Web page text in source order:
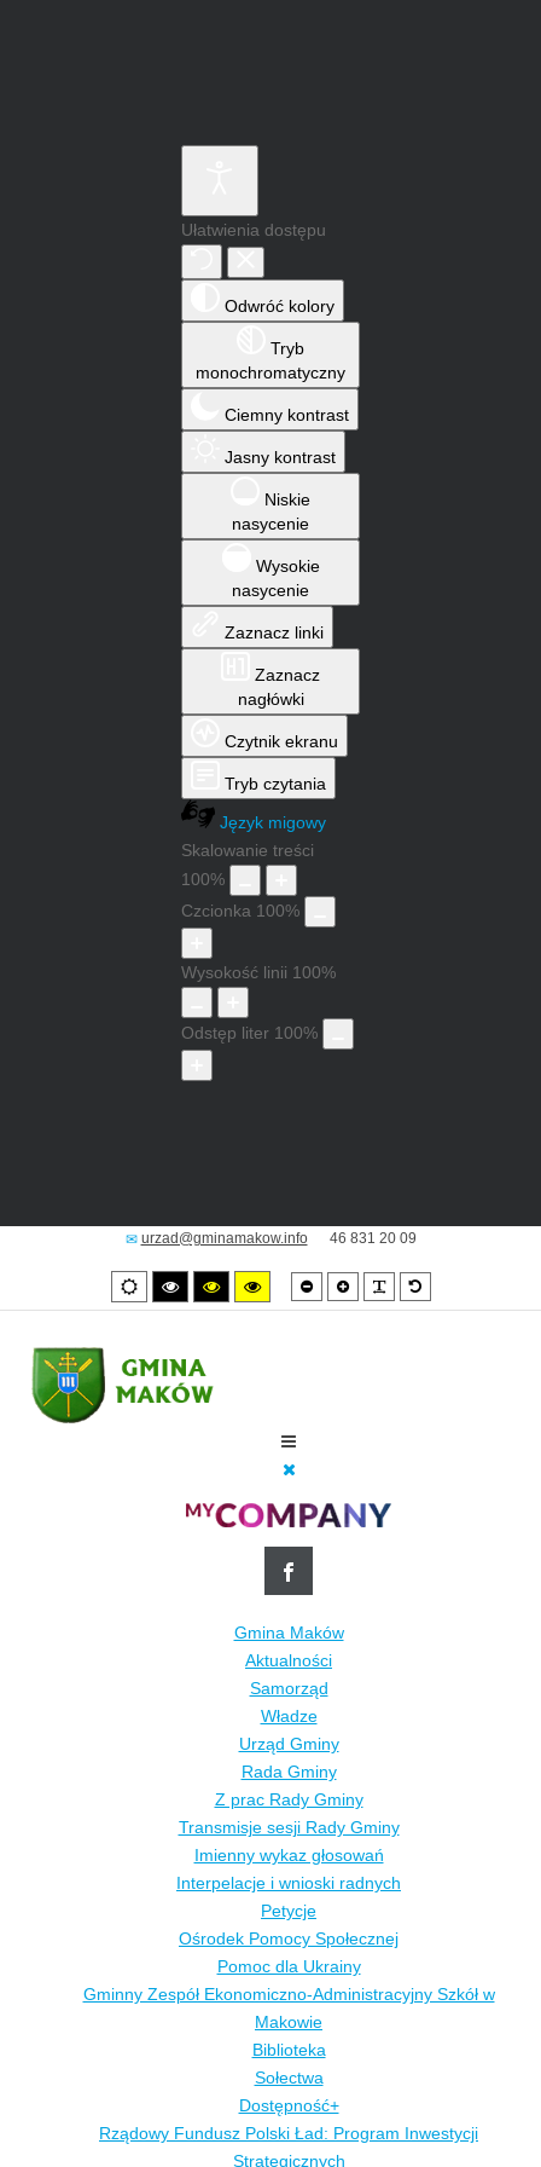
Ułatwienia dostępu
Odwróć kolory
Tryb
monochromatyczny
Ciemny kontrast
Jasny kontrast
Niskie
nasycenie
Wysokie
nasycenie
Zaznacz linki
Zaznacz
nagłówki
Czytnik ekranu
Tryb czytania
Język migowy
Skalowanie treści
100%
Czcionka 100%
Wysokość linii 100%
Odstęp liter 100%
urzad@gminamakow.info46 831 20 09
Tryb
domyślny
High
contrast
High
contrast
High
contrast
Smaller
font
Larger
font
Default
font
Gmina Maków
Aktualności
Samorząd
Władze
Urząd Gminy
Rada Gminy
Z prac Rady Gminy
Transmisje sesji Rady Gminy
Imienny wykaz głosowań
Interpelacje i wnioski radnych
Petycje
Ośrodek Pomocy Społecznej
Pomoc dla Ukrainy
Gminny Zespół Ekonomiczno-Administracyjny Szkół w
Makowie
Biblioteka
Sołectwa
Dostępność+
Rządowy Fundusz Polski Ład: Program Inwestycji
Strategicznych